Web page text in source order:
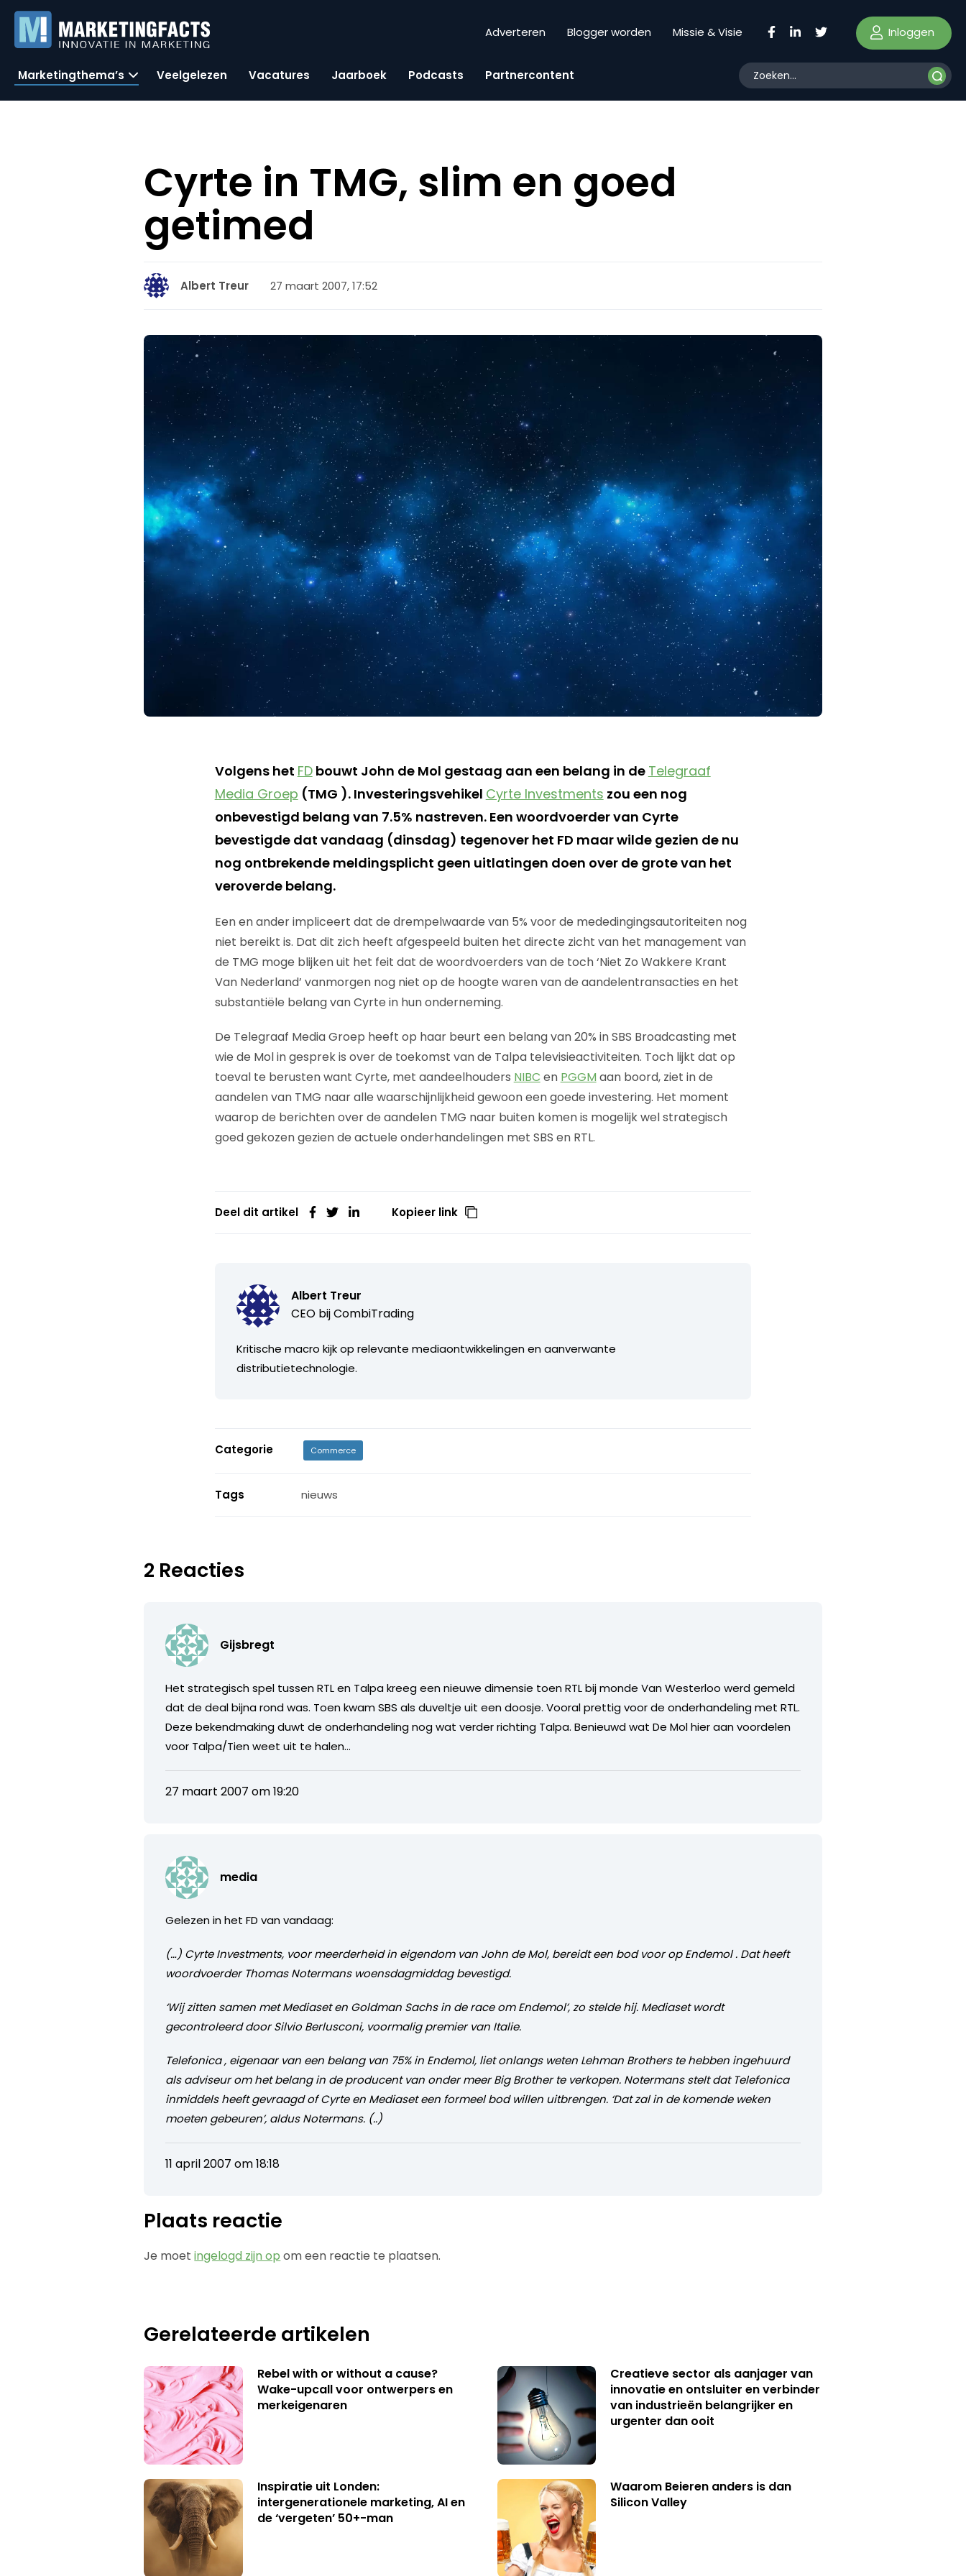
Adverteren Blogger worden Missie & Visie Inloggen
Marketingthema’s Veelgelezen Vacatures Jaarboek Podcasts Partnercontent
Cyrte in TMG, slim en goed
getimed
Albert Treur 27 maart 2007, 17:52
Volgens het FDbouwt John de Mol gestaag aan een belang in de Telegraaf
Media Groep (TMG ). Investeringsvehikel Cyrte Investments zou een nog
onbevestigd belang van 7.5% nastreven. Een woordvoerder van Cyrte
bevestigde dat vandaag (dinsdag) tegenover het FD maar wilde gezien de nu
nog ontbrekende meldingsplicht geen uitlatingen doen over de grote van het
veroverde belang.
Een en ander impliceert dat de drempelwaarde van 5% voor de mededingingsautoriteiten nog
niet bereikt is. Dat dit zich heeft afgespeeld buiten het directe zicht van het management van
de TMG moge blijken uit het feit dat de woordvoerders van de toch ‘Niet Zo Wakkere Krant
Van Nederland’ vanmorgen nog niet op de hoogte waren van de aandelentransacties en het
substantiële belang van Cyrte in hun onderneming.
De Telegraaf Media Groep heeft op haar beurt een belang van 20% in SBS Broadcasting met
wie de Mol in gesprek is over de toekomst van de Talpa televisieactiviteiten. Toch lijkt dat op
toeval te berusten want Cyrte, met aandeelhouders NIBC en PGGM aan boord, ziet in de
aandelen van TMG naar alle waarschijnlijkheid gewoon een goede investering. Het moment
waarop de berichten over de aandelen TMG naar buiten komen is mogelijk wel strategisch
goed gekozen gezien de actuele onderhandelingen met SBS en RTL.
Deel dit artikel Kopieer link
Albert Treur
CEO bijCombiTrading
Kritische macro kijk op relevante mediaontwikkelingen en aanverwante
distributietechnologie.
Categorie Commerce
Tags nieuws
2 Reacties
Gijsbregt
Het strategisch spel tussen RTL en Talpa kreeg een nieuwe dimensie toen RTL bij monde Van Westerloo werd gemeld
dat de deal bijna rond was. Toen kwam SBS als duveltje uit een doosje. Vooral prettig voor de onderhandeling met RTL.
Deze bekendmaking duwt de onderhandeling nog wat verder richting Talpa. Benieuwd wat De Mol hier aan voordelen
voor Talpa/Tien weet uit te halen…
27 maart 2007 om 19:20
media
Gelezen in het FD van vandaag:
(…) Cyrte Investments, voor meerderheid in eigendom van John de Mol, bereidt een bod voor op Endemol . Dat heeft
woordvoerder Thomas Notermans woensdagmiddag bevestigd.
‘Wij zitten samen met Mediaset en Goldman Sachs in de race om Endemol’, zo stelde hij. Mediaset wordt
gecontroleerd door Silvio Berlusconi, voormalig premier van Italie.
Telefonica , eigenaar van een belang van 75% in Endemol, liet onlangs weten Lehman Brothers te hebben ingehuurd
als adviseur om het belang in de producent van onder meer Big Brother te verkopen. Notermans stelt dat Telefonica
inmiddels heeft gevraagd of Cyrte en Mediaset een formeel bod willen uitbrengen. ‘Dat zal in de komende weken
moeten gebeuren’, aldus Notermans. (..)
11 april 2007 om 18:18
Plaats reactie
Je moetingelogd zijn op om een reactie te plaatsen.
Gerelateerde artikelen
Rebel with or without a cause?
Wake-upcall voor ontwerpers en
merkeigenaren
Creatieve sector als aanjager van
innovatie en ontsluiter en verbinder
van industrieën belangrijker en
urgenter dan ooit
Inspiratie uit Londen:
intergenerationele marketing, AI en
de ‘vergeten’ 50+-man
Waarom Beieren anders is dan
Silicon Valley